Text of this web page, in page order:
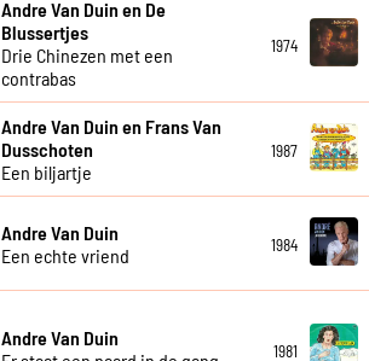
Andre Van Duin en De
Blussertjes
Drie Chinezen met een
contrabas
1974
Andre Van Duin en Frans Van
Dusschoten
Een biljartje
1987
Andre Van Duin
Een echte vriend
1984
Andre Van Duin
1981